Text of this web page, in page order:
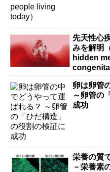
先天性心
みを解明
hidden
卵は卵管
～卵管の
成功
栄養の質
－栄養素